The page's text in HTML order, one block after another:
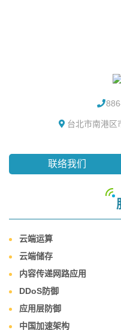
台北市南港区
联络我们
云端运算
云端储存
内容传递网路应用
DDoS防御
应用层防御
中国加速架构